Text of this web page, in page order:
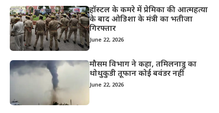
हॉस्टल के कमरे में प्रेमिका की आत्महत्या
के बाद ओडिशा के मंत्री का भतीजा
गिरफ्तार
June 22, 2026
मौसम विभाग ने कहा, तमिलनाडु का
थोथुकुडी तूफान कोई बवंडर नहीं
June 22, 2026